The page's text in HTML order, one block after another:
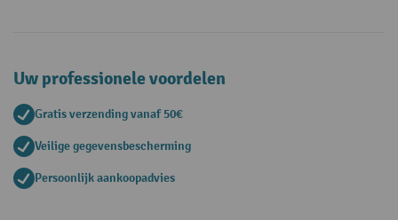
Uw professionele voordelen
Gratis verzending vanaf 50€
Veilige gegevensbescherming
Persoonlijk aankoopadvies